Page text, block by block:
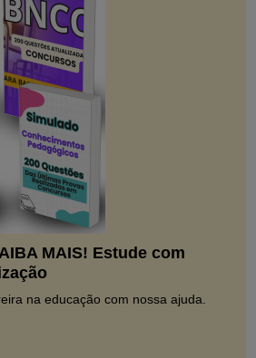
MAIS! Estude com
na educação com nossa ajuda.